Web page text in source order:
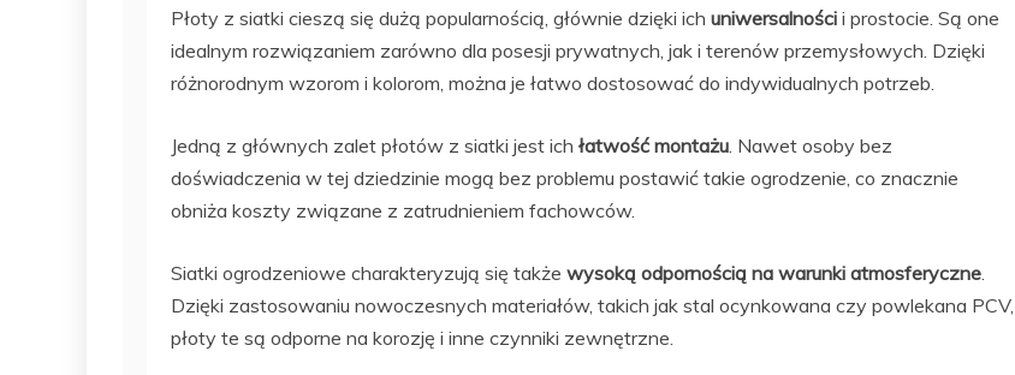
Płoty z siatki cieszą się dużą popularnością, głównie dzięki ich uniwersalności i prostocie. Są one
idealnym rozwiązaniem zarówno dla posesji prywatnych, jak i terenów przemysłowych. Dzięki
różnorodnym wzorom i kolorom, można je łatwo dostosować do indywidualnych potrzeb.
Jedną z głównych zalet płotów z siatki jest ich łatwość montażu. Nawet osoby bez
doświadczenia w tej dziedzinie mogą bez problemu postawić takie ogrodzenie, co znacznie
obniża koszty związane z zatrudnieniem fachowców.
Siatki ogrodzeniowe charakteryzują się także wysoką odpornością na warunki atmosferyczne.
Dzięki zastosowaniu nowoczesnych materiałów, takich jak stal ocynkowana czy powlekana PCV,
płoty te są odporne na korozję i inne czynniki zewnętrzne.